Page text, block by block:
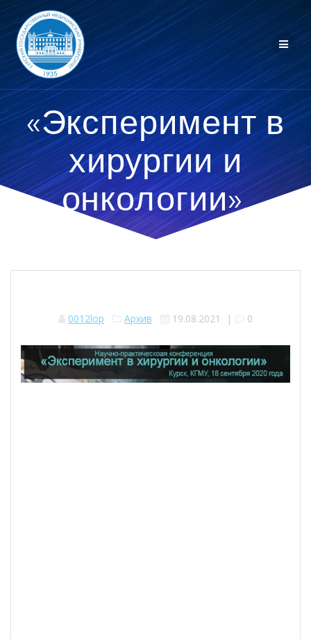
Перейти
к
контенту
«Эксперимент в
хирургии и
онкологии».
0012lop Архив 19.08.2021 | 0